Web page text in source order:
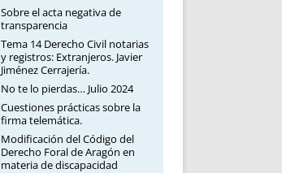
Sobre el acta negativa de
transparencia
Tema 14 Derecho Civil notarias
y registros: Extranjeros. Javier
Jiménez Cerrajería.
No te lo pierdas… Julio 2024
Cuestiones prácticas sobre la
firma telemática.
Modificación del Código del
Derecho Foral de Aragón en
materia de discapacidad